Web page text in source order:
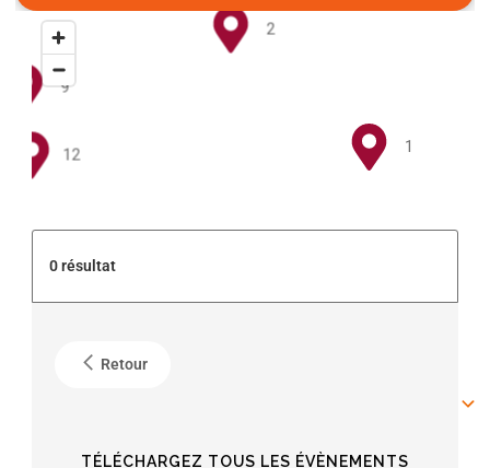
2
1
12
9
0 résultat
Retour
TÉLÉCHARGEZ TOUS LES ÉVÈNEMENTS